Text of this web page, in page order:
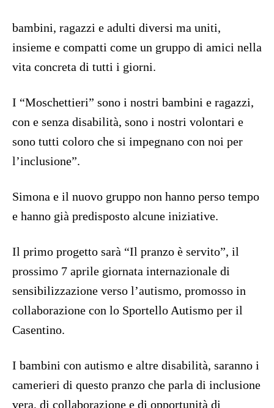
bambini, ragazzi e adulti diversi ma uniti,
insieme e compatti come un gruppo di amici nella
vita concreta di tutti i giorni.
I “Moschettieri” sono i nostri bambini e ragazzi,
con e senza disabilità, sono i nostri volontari e
sono tutti coloro che si impegnano con noi per
l’inclusione”.
Simona e il nuovo gruppo non hanno perso tempo
e hanno già predisposto alcune iniziative.
Il primo progetto sarà “Il pranzo è servito”, il
prossimo 7 aprile giornata internazionale di
sensibilizzazione verso l’autismo, promosso in
collaborazione con lo Sportello Autismo per il
Casentino.
I bambini con autismo e altre disabilità, saranno i
camerieri di questo pranzo che parla di inclusione
vera, di collaborazione e di opportunità di